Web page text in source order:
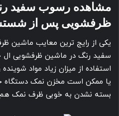
مشاهده رسوب سفید
ظرفشویی پس از
یکی از رایج ترین معایب ماشین
سفید رنگ در ماشین ظرفشویی
استفاده از میزان زیاد مواد
یا ممکن است مخزن نمک دستگاه
بسته نشدن به خوبی ظرف نمک هم